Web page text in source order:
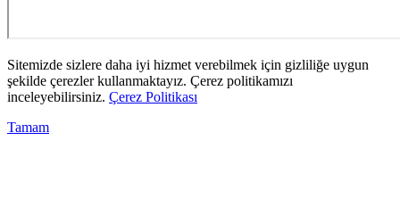
Sitemizde sizlere daha iyi hizmet verebilmek için gizliliğe uygun
şekilde çerezler kullanmaktayız. Çerez politikamızı
inceleyebilirsiniz. Çerez Politikası
Tamam